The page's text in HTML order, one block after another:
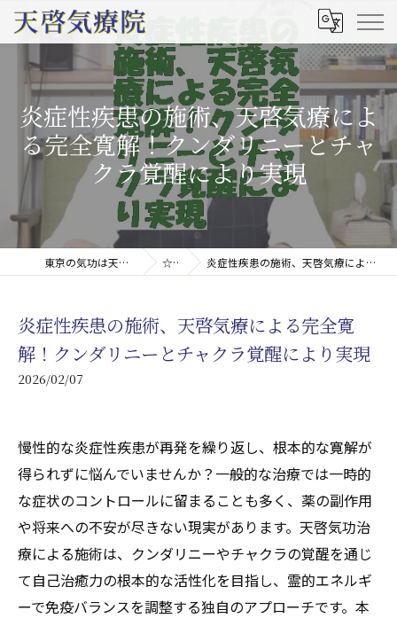
炎症性疾患の施術、天啓気療によ
る完全寛解！クンダリニーとチャ
クラ覚醒により実現
東京の気功は天啓気療院(天啓気功療法治療院) ☆コラム 炎症性疾患の施術、天啓気療による完全寛解！クンダリニーとチャクラ覚醒により実現
炎症性疾患の施術、天啓気療による完全寛
解！クンダリニーとチャクラ覚醒により実現
2026/02/07
慢性的な炎症性疾患が再発を繰り返し、根本的な寛解が
得られずに悩んでいませんか？一般的な治療では一時的
な症状のコントロールに留まることも多く、薬の副作用
や将来への不安が尽きない現実があります。天啓気功治
療による施術は、クンダリニーやチャクラの覚醒を通じ
て自己治癒力の根本的な活性化を目指し、霊的エネルギ
ーで免疫バランスを調整する独自のアプローチです。本